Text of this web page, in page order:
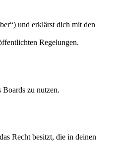
und erklärst dich mit den
Regelungen.
zu nutzen.
Recht besitzt, die in deinen